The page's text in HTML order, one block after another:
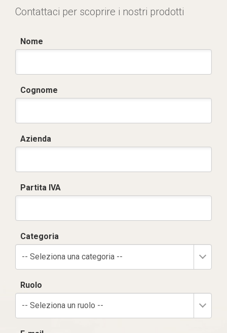
Contattaci per scoprire i nostri prodotti
Nome
Cognome
Azienda
Partita IVA
Categoria
-- Seleziona una categoria --
Ruolo
-- Seleziona un ruolo --